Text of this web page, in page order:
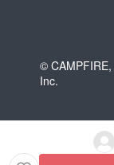
© CAMPFIRE,
Inc.